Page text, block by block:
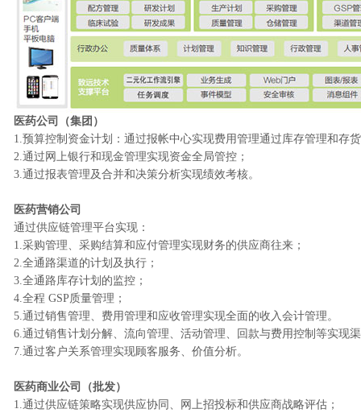
医药公司（集团）
1.预算控制资金计划：通过报帐中心实现费用管理通过库存管理和存
2.通过网上银行和现金管理实现资金全局管控；
3.通过报表管理及合并和决策分析实现绩效考核。
医药营销公司
通过供应链管理平台实现：
1.采购管理、采购结算和应付管理实现财务的供应商往来；
2.全通路渠道的计划及执行；
3.全通路库存计划的监控；
4.全程 GSP质量管理；
5.通过销售管理、费用管理和应收管理实现全面的收入会计管理。
6.通过销售计划分解、流向管理、活动管理、回款与费用控制等实现
7.通过客户关系管理实现顾客服务、价值分析。
医药商业公司（批发）
1.通过供应链策略实现供应协同、网上招投标和供应商战略评估；